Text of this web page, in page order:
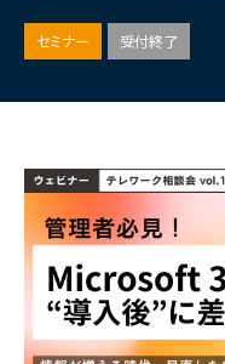
セミナー 受付終了